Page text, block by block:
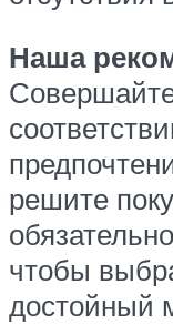
Наша
решите
чтобы
достойный